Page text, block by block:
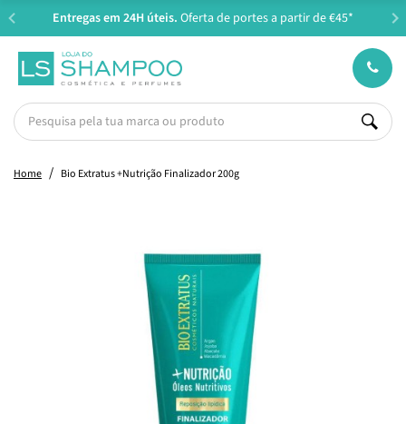
Entregas em 24H úteis. Oferta de portes a partir de €45*
Home Bio Extratus +Nutrição Finalizador 200g